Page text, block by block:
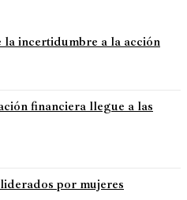
la incertidumbre a la acción
financiera llegue a las
por mujeres